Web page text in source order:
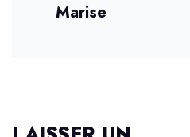
Marise